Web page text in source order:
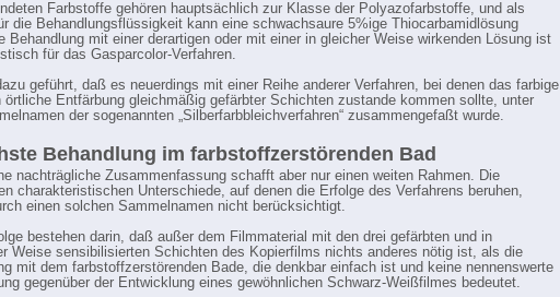
Farbstoffe gehören hauptsächlich zur Klasse der Polyazofarbstoffe, und als
die Behandlungsflüssigkeit kann eine schwachsaure 5%ige Thiocarbamidlösung
Behandlung mit einer derartigen oder mit einer in gleicher Weise wirkenden Lösung ist
für das Gasparcolor-Verfahren.
geführt, daß es neuerdings mit einer Reihe anderer Verfahren, bei denen das farbige
örtliche Entfärbung gleichmäßig gefärbter Schichten zustande kommen sollte, unter
der sogenannten „Silberfarbbleichverfahren“ zusammengefaßt wurde.
Behandlung im farbstoffzerstörenden Bad
nachträgliche Zusammenfassung schafft aber nur einen weiten Rahmen. Die
charakteristischen Unterschiede, auf denen die Erfolge des Verfahrens beruhen,
einen solchen Sammelnamen nicht berücksichtigt.
bestehen darin, daß außer dem Filmmaterial mit den drei gefärbten und in
Weise sensibilisierten Schichten des Kopierfilms nichts anderes nötig ist, als die
mit dem farbstoffzerstörenden Bade, die denkbar einfach ist und keine nennenswerte
gegenüber der Entwicklung eines gewöhnlichen Schwarz-Weißfilmes bedeutet.